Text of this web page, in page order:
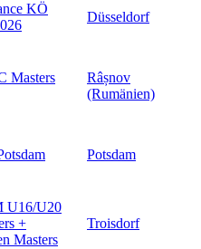
KÖ
Düsseldorf
Masters
Râșnov
(Rumänien)
Potsdam
U16/U20
+
Masters
Troisdorf